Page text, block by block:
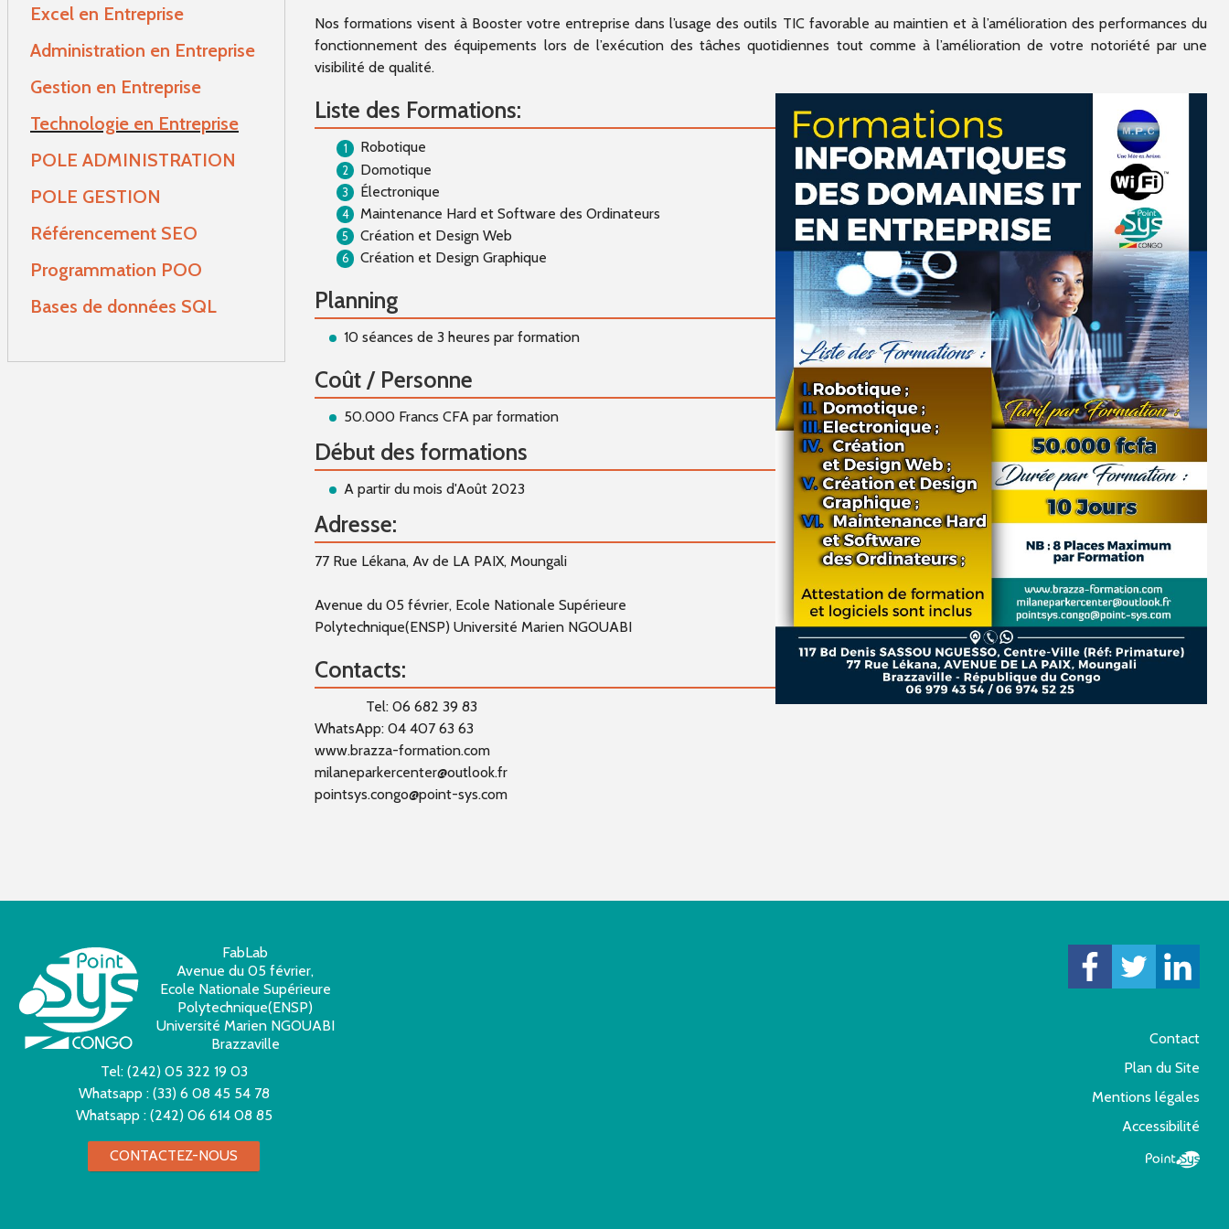
Cloud Computing
Data Analyse
Devops
I.A
Gestion en Entreprise
Technologie en Entreprise
POLE ADMINISTRATION
POLE GESTION
Référencement SEO
Programmation POO
Bases de données SQL Pointe Noire
Excel en Entreprise
Administration en Entreprise
Gestion en Entreprise
Technologie en Entreprise
POLE ADMINISTRATION
POLE GESTION
Référencement SEO
Programmation POO
Bases de données SQL
Nos formations visent à Booster votre entreprise dans l’usage des outils TIC favorable au maintien et à l’amélioration des performances du
fonctionnement des équipements lors de l’exécution des tâches quotidiennes tout comme à l’amélioration de votre notoriété par une
visibilité de qualité.
Liste des Formations:
Robotique
Domotique
Électronique
Maintenance Hard et Software des Ordinateurs
Création et Design Web
Création et Design Graphique
Planning
10 séances de 3 heures par formation
Coût / Personne
50.000 Francs CFA par formation
Début des formations
A partir du mois d'Août 2023
Adresse:
77 Rue Lékana, Av de LA PAIX, Moungali
Avenue du 05 février, Ecole Nationale Supérieure
Polytechnique(ENSP) Université Marien NGOUABI
Contacts:
Tel: 06 682 39 83
WhatsApp: 04 407 63 63
www.brazza-formation.com
milaneparkercenter@outlook.fr
pointsys.congo@point-sys.com
FabLab
Avenue du 05 février,
Ecole Nationale Supérieure
Polytechnique(ENSP)
Université Marien NGOUABI
Brazzaville
Tel: (242) 05 322 19 03
Whatsapp : (33) 6 08 45 54 78
Whatsapp : (242) 06 614 08 85
CONTACTEZ-NOUS
Contact
Plan du Site
Mentions légales
Accessibilité